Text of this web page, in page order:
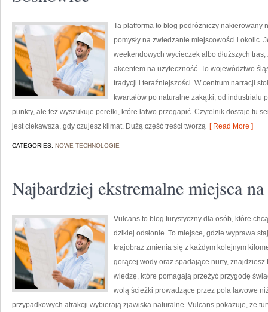
Ta platforma to blog podróżniczy nakierowany
pomysły na zwiedzanie miejscowości i okolic.
weekendowych wycieczek albo dłuższych
akcentem na użyteczność. To województwo
tradycji i teraźniejszości. W centrum narracji
kwartałów po naturalne zakątki, od
punkty, ale też wyszukuje perełki, które łatwo przegapić. Czytelnik dostaje tu
jest ciekawsza, gdy czujesz klimat. Dużą część treści tworzą [ Read More ]
CATEGORIES: NOWE TECHNOLOGIE
Najbardziej ekstremalne miejsca
Vulcans to blog turystyczny dla osób, które
dzikiej odsłonie. To miejsce, gdzie wyprawa
krajobraz zmienia się z każdym kolejnym
gorącej wody oraz spadające nurty,
wiedzę, które pomagają przeżyć przygodę
wolą ścieżki prowadzące przez pola lawowe
przypadkowych atrakcji wybierają zjawiska naturalne. Vulcans pokazuje, że